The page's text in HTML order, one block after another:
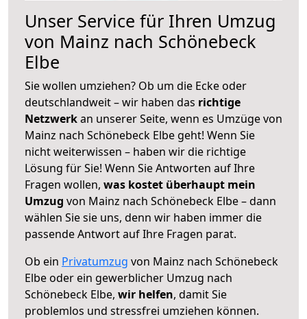
Unser Service für Ihren Umzug
von Mainz nach Schönebeck
Elbe
Sie wollen umziehen? Ob um die Ecke oder
deutschlandweit – wir haben das richtige
Netzwerkan unserer Seite, wenn es Umzüge von
Mainz nach Schönebeck Elbe geht! Wenn Sie
nicht weiterwissen – haben wir die richtige
Lösung für Sie! Wenn Sie Antworten auf Ihre
Fragen wollen, was kostet überhaupt mein
Umzug von Mainz nach Schönebeck Elbe – dann
wählen Sie sie uns, denn wir haben immer die
passende Antwort auf Ihre Fragen parat.
Ob ein Privatumzug von Mainz nach Schönebeck
Elbe oder ein gewerblicher Umzug nach
Schönebeck Elbe, wir helfen, damit Sie
problemlos und stressfrei umziehen können.